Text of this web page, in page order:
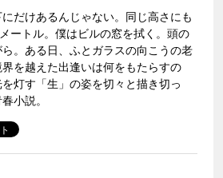
にだけあるんじゃない。同じ高さにも
ートル。僕はビルの窓を拭く。頭の
。ある日、ふとガラスの向こうの老
を越えた出逢いは何をもたらすの
灯す「生」の姿を切々と描き切っ
小説。